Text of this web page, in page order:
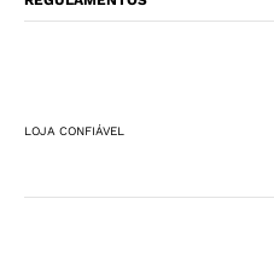
LOJA CONFIÁVEL